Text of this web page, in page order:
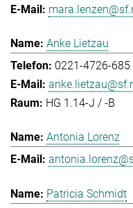
Anke Lietzau
0221-4726-685
HG 1.14-J / -B
Antonia Lorenz
Patricia Schmidt